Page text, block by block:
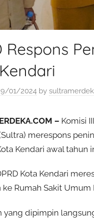
Respons
01/2024 by
– Komisi
merespons
Kendari awal tahun
Kota Kendari
Rumah Sakit Umum
yang dipimpin